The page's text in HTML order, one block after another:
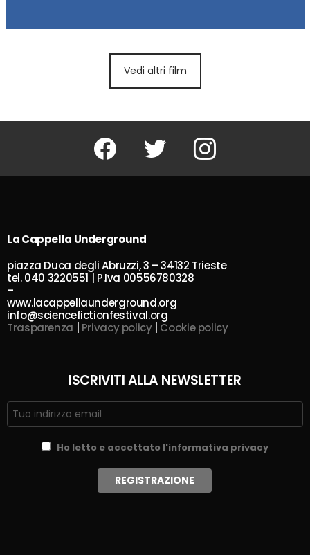
Vedi altri film
Facebook Twitter Instagram
La Cappella Underground
piazza Duca degli Abruzzi, 3 – 34132 Trieste
tel. 040 3220551 | P.Iva 00556780328
–
www.lacappellaunderground.org
info@sciencefictionfestival.org
Trasparenza | Privacy policy| Cookie policy
ISCRIVITI ALLA NEWSLETTER
Ho letto e accettato l'informativa privacy